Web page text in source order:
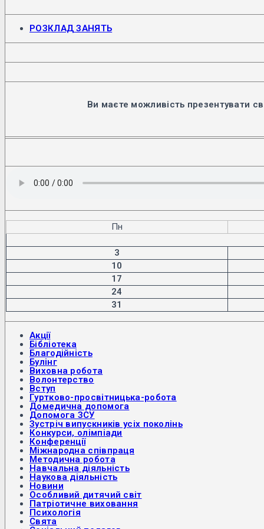
РОЗКЛАД ЗАНЯТЬВідкриється
новій
Ви маєте можливість презентувати
Пн
3
10
17
24
31
Акції
Бібліотека
Благодійність
Булінг
Виховна робота
Волонтерство
Вступ
Гуртково-просвітницька-робота
Домедична допомога
Допомога ЗСУ
Зустріч випускників усіх поколінь
Конкурси, олімпіади
Конференції
Міжнародна співпраця
Методична робота
Навчальна діяльність
Наукова діяльність
Новини
Особливий дитячий світ
Патріотичне виховання
Психологія
Свята